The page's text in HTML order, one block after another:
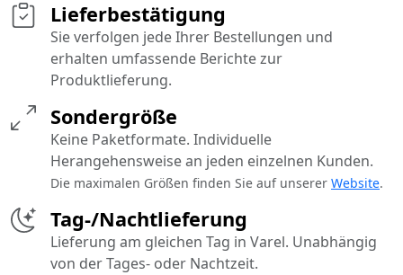
Tag-/Nachtlieferung
Lieferung am gleichen Tag in Varel. Unabhängig
von der Tages- oder Nachtzeit.
Sondergröße
Keine Paketformate. Individuelle
Herangehensweise an jeden einzelnen Kunden.
Die maximalen Größen finden Sie auf unserer Website.
Lieferbestätigung
Sie verfolgen jede Ihrer Bestellungen und
erhalten umfassende Berichte zur
Produktlieferung.